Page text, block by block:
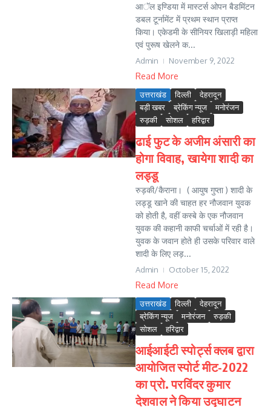
आॅल इण्डिया में मास्टर्स ओपन बैडमिंटन
डबल टूर्नामेंट में प्रथम स्थान प्राप्त
किया। एकेडमी के सीनियर खिलाड़ी महिला
एवं पुरूष खेलने क...
Admin November 9, 2022
Read More
उत्तराखंड दिल्ली
देहरादून
बड़ी खबर
ब्रेकिंग न्यूज
मनोरंजन
रुड़की
सोशल हरिद्वार
ढाई फुट के अजीम अंसारी का
होगा विवाह, खायेगा शादी का
लड्डू
रुड़की/कैराना। ( आयुष गुप्ता ) शादी के
लड्डू खाने की चाहत हर नौजवान युवक
को होती है, वहीं कस्बे के एक नौजवान
युवक की कहानी काफी चर्चाओं में रही है।
युवक के जवान होते ही उसके परिवार वाले
शादी के लिए लड़...
Admin October 15, 2022
Read More
उत्तराखंड दिल्ली
देहरादून
ब्रेकिंग न्यूज
मनोरंजन
रुड़की
सोशल
हरिद्वार
आईआईटी स्पोर्ट्स क्लब द्वारा
आयोजित स्पोर्ट मीट-2022
का प्रो. परविंदर कुमार
देशवाल ने किया उद्घाटन